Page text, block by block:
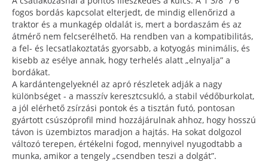
fogos bordás kapcsolat elterjedt, de mindig ellenőrizd a
traktor és a munkagép oldalát is, mert a bordaszám és az
átmérő nem felcserélhető. Ha rendben van a kompatibilitás,
a fel- és lecsatlakoztatás gyorsabb, a kotyogás minimális, és
kisebb az esélye annak, hogy terhelés alatt „elnyalja” a
bordákat.
A kardántengelyeknél az apró részletek adják a nagy
különbséget - a masszív keresztcsukló, a stabil védőburkolat,
a jól elérhető zsírzási pontok és a tisztán futó, pontosan
gyártott csúszóprofil mind hozzájárulnak ahhoz, hogy hosszú
távon is üzembiztos maradjon a hajtás. Ha sokat dolgozol
változó terepen, értékelni fogod, mennyivel nyugodtabb a
munka, amikor a tengely „csendben teszi a dolgát”.